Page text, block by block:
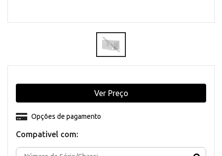
Compativel com:
Opções de pagamento
Ver Preço